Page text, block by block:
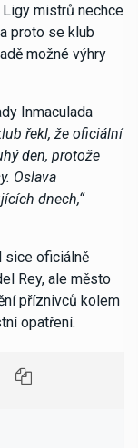
mistrů nechce
proto se klub
možné výhry
Inmaculada
řekl, že oficiální
den, protože
Oslava
dnech,“
sice oficiálně
Rey, ale město
příznivců kolem
opatření.